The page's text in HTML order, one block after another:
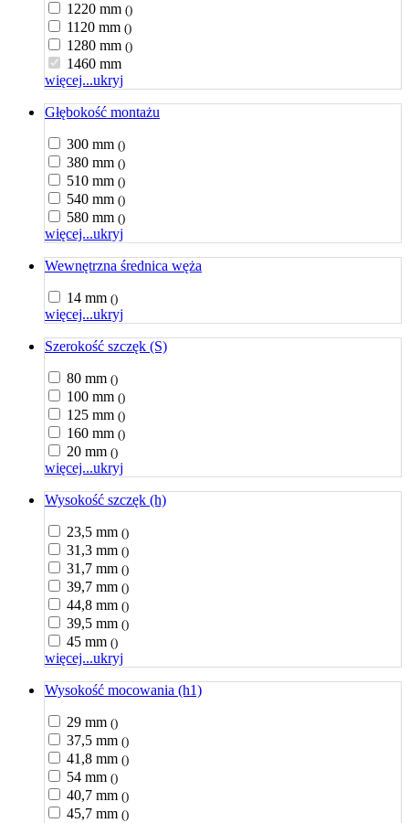
1220 mm ()
1120 mm ()
1280 mm ()
1460 mm
więcej...ukryj
Głębokość montażu
300 mm ()
380 mm ()
510 mm ()
540 mm ()
580 mm ()
więcej...ukryj
Wewnętrzna średnica węża
14 mm ()
więcej...ukryj
Szerokość szczęk (S)
80 mm ()
100 mm ()
125 mm ()
160 mm ()
20 mm ()
więcej...ukryj
Wysokość szczęk (h)
23,5 mm ()
31,3 mm ()
31,7 mm ()
39,7 mm ()
44,8 mm ()
39,5 mm ()
45 mm ()
więcej...ukryj
Wysokość mocowania (h1)
29 mm ()
37,5 mm ()
41,8 mm ()
54 mm ()
40,7 mm ()
45,7 mm ()